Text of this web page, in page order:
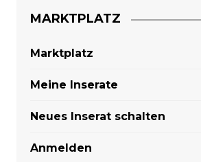
MARKTPLATZ
Marktplatz
Meine Inserate
Neues Inserat schalten
Anmelden